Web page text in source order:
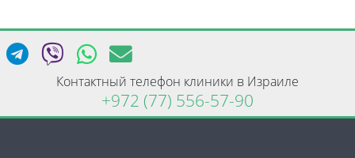
Контактный телефон клиники в Израиле
+972 (77) 556-57-90